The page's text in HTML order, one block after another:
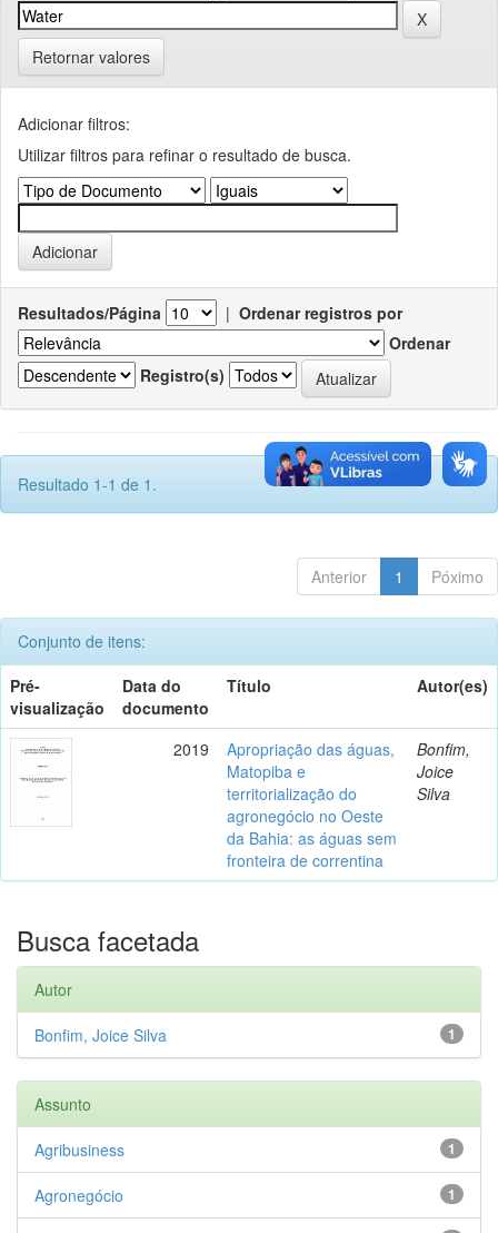
Retornar valores
Adicionar filtros:
Utilizar filtros para refinar o resultado de busca.
Resultados/Página | Ordenar registros por
Ordenar
Registro(s)
Resultado 1-1 de 1.
Anterior 1 Póximo
Conjunto de itens:
Pré-
visualização
Data do
documento
Título Autor(es)
2019
Apropriação das águas,
Matopiba e
territorialização do
agronegócio no Oeste
da Bahia: as águas sem
fronteira de correntina
Bonfim,
Joice
Silva
Busca facetada
Autor
1
Bonfim, Joice Silva
Assunto
1
Agribusiness
1
Agronegócio